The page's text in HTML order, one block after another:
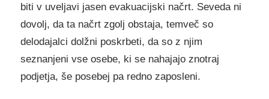
biti v uveljavi jasen evakuacijski načrt. Seveda ni
dovolj, da ta načrt zgolj obstaja, temveč so
delodajalci dolžni poskrbeti, da so z njim
seznanjeni vse osebe, ki se nahajajo znotraj
podjetja, še posebej pa redno zaposleni.